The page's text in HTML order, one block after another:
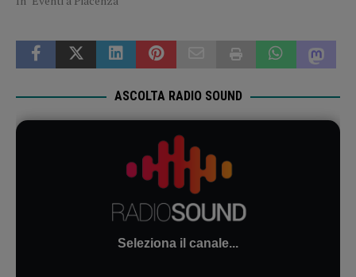
ASCOLTA RADIO SOUND
Seleziona il canale...